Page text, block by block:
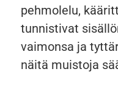
pehmolelu,
tunnistivat
vaimonsa ja
näitä muistoja